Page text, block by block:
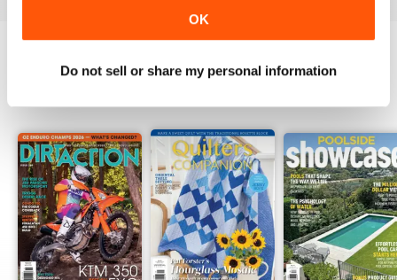
OK
Do not sell or share my personal information
OTHER TITLES FROM UNIVERSAL